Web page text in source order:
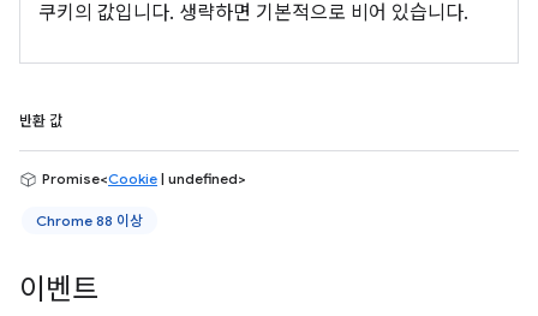
쿠키의 값입니다. 생략하면 기본적으로 비어 있습니다.
반환 값
Promise<Cookie | undefined>
Chrome 88 이상
이벤트